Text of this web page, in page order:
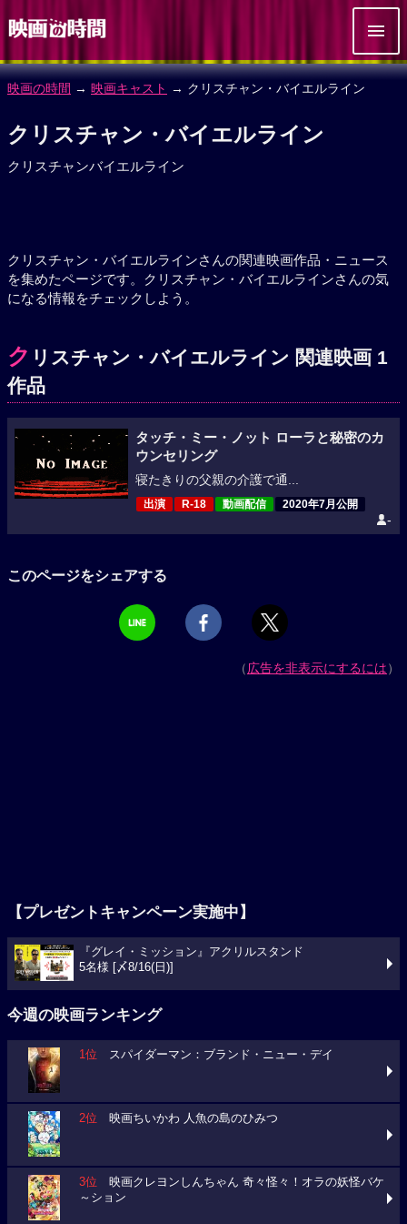
映画の時間 → 映画キャスト → クリスチャン・バイエルライン
クリスチャン・バイエルライン
クリスチャンバイエルライン
クリスチャン・バイエルラインさんの関連映画作品・ニュース
を集めたページです。クリスチャン・バイエルラインさんの気
になる情報をチェックしよう。
ク リスチャン・バイエルライン 関連映画 1
作品
タッチ・ミー・ノット ローラと秘密のカ
ウンセリング
寝たきりの父親の介護で通...
出演 R-18 動画配信 2020年7月公開
-
このページをシェアする
（広告を非表示にするには）
【プレゼントキャンペーン実施中】
『グレイ・ミッション』アクリルスタンド
5名様 [〆8/16(日)]
今週の映画ランキング
1位 スパイダーマン：ブランド・ニュー・デイ
2位 映画ちいかわ 人魚の島のひみつ
3位 映画クレヨンしんちゃん 奇々怪々！オラの妖怪バケ
～ション